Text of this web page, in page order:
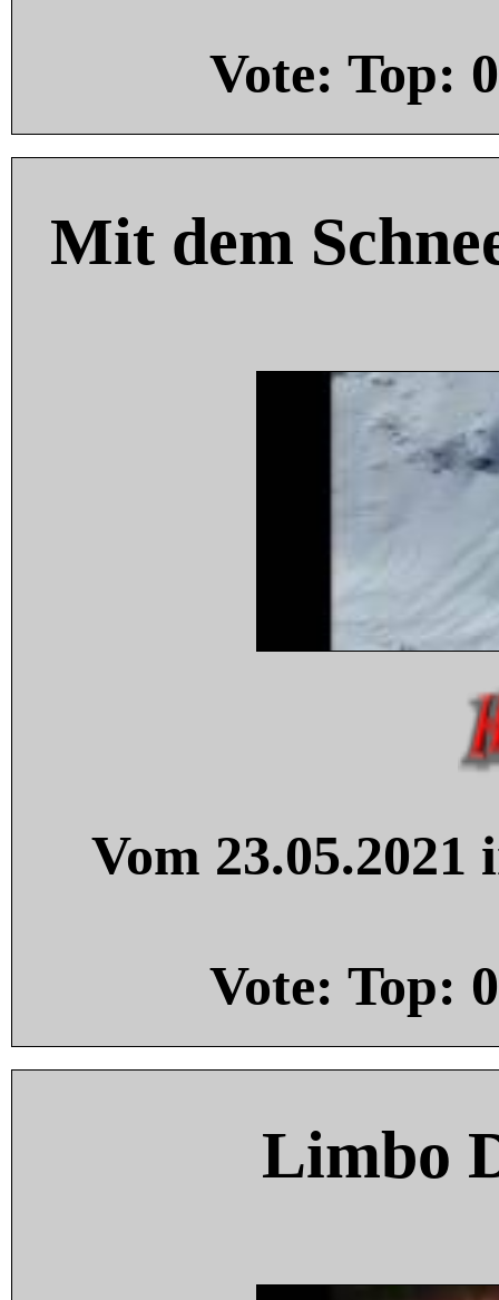
Vote: Top: 0
Mit dem
Vom
Vote: Top: 0
Limbo